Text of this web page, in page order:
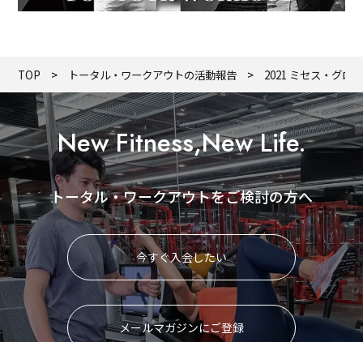
TOP トータル・ワークアウトの活動報告 2021 ミセス・グロ
New Fitness,New Life.
トータル・ワークアウトをご検討の方へ
今すぐ入会したい
メールマガジンにご登録